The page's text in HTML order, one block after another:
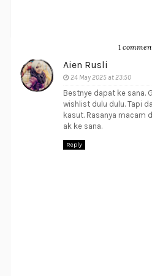
1
Aien Rusli
24 May 2025 at 23:50
Bestnye dapat ke sana.
wishlist dulu dulu. Tapi
kasut. Rasanya macam
ak ke sana.
Reply